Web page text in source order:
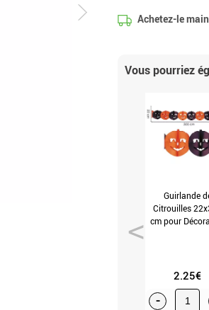
Achetez-le
Vous pourriez
Guirlande
Citrouilles
cm pour
2.25€
-